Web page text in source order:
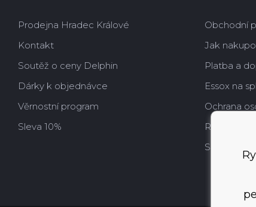
Prodejna Hradec Králové
Kontakt
Soutěž o ceny Delphin
Dárky k objednávce
Věrnostní program
Sleva 10%
Obchodní
Jak
Platba a
Essox na
Ochrana
Reklamace
Soukromí,